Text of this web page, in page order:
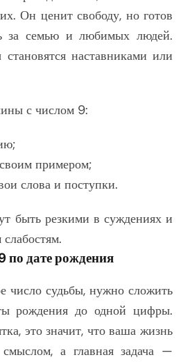
Он ценит свободу, но готов
за семью и любимых людей.
наставниками или
с числом 9:
примером;
слова и поступки.
быть резкими в суждениях и
по дате рождения
число судьбы, нужно сложить
рождения до одной цифры.
это значит, что ваша жизнь
а главная задача —